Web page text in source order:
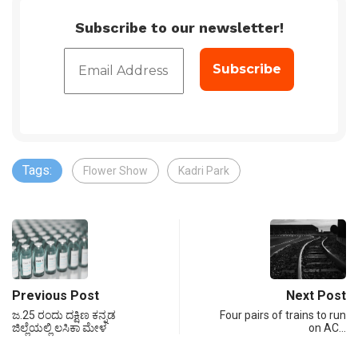
Subscribe to our newsletter!
Tags: Flower Show Kadri Park
Previous Post
ಜ.25 ರಂದು ದಕ್ಷಿಣ ಕನ್ನಡ
ಜಿಲ್ಲೆಯಲ್ಲಿ ಲಸಿಕಾ ಮೇಳ
Next Post
Four pairs of trains to run
on AC…